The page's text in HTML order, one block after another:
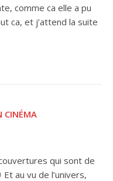
comme ca elle a pu
ca, et j’attend la suite
CINÉMA
qui sont de
au vu de l’univers,